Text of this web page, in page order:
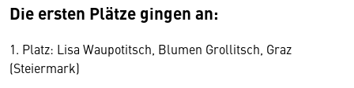
Die ersten Plätze gingen an:
1. Platz: Lisa Waupotitsch, Blumen Grollitsch, Graz
(Steiermark)